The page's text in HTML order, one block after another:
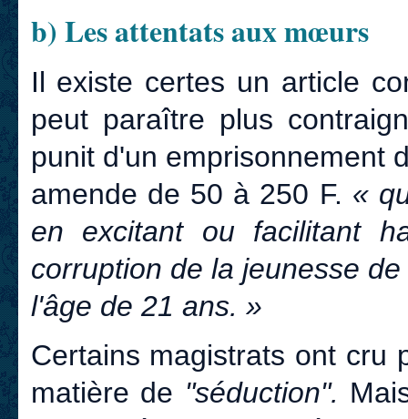
b) Les attentats aux mœurs
Il existe certes un article
peut paraître plus
punit d'un emprisonnement
amende de 50 à 250 F. «
en excitant ou facilitant
corruption de la jeunesse
l'âge de 21 ans. »
Certains magistrats ont cru
matière de "séduction".